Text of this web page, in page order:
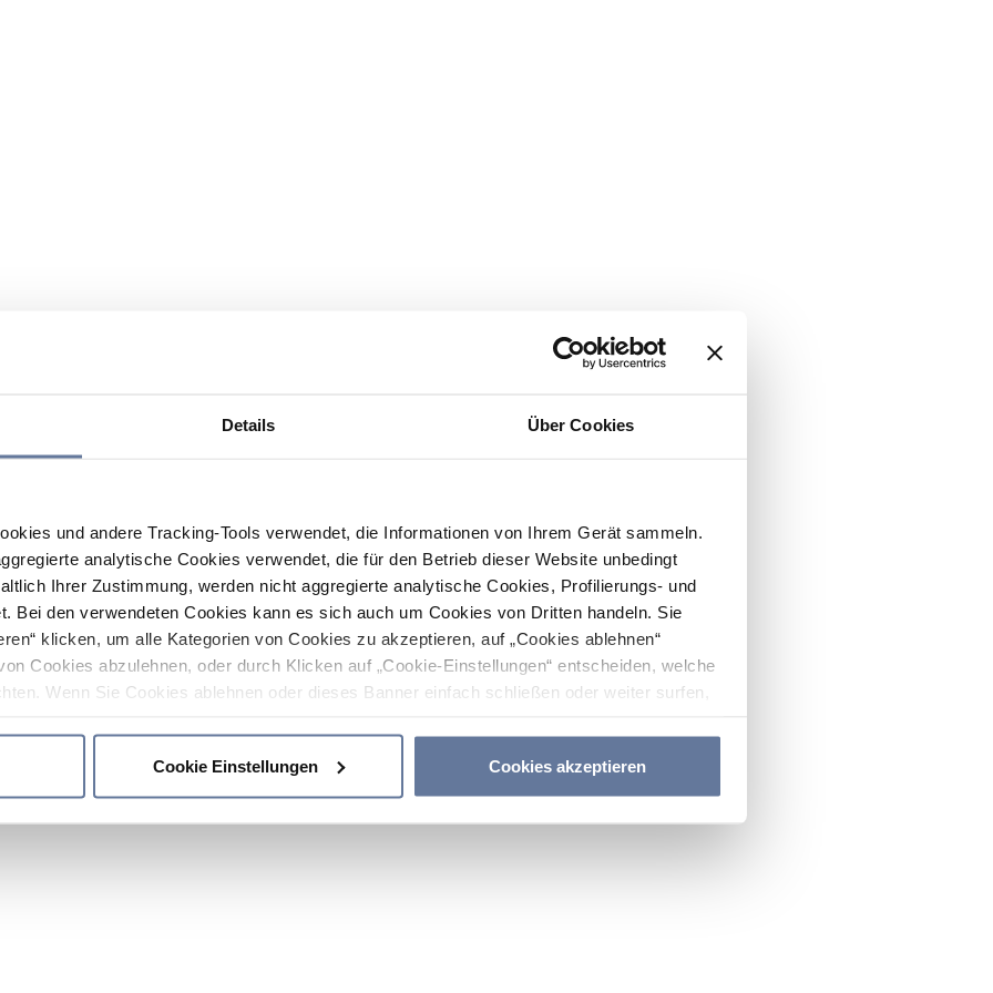
Details Über Cookies
und andere Tracking-Tools verwendet, die Informationen von Ihrem Gerät sammeln.
analytische Cookies verwendet, die für den Betrieb dieser Website unbedingt
Ihrer Zustimmung, werden nicht aggregierte analytische Cookies, Profilierungs- und
Bei den verwendeten Cookies kann es sich auch um Cookies von Dritten handeln. Sie
klicken, um alle Kategorien von Cookies zu akzeptieren, auf „Cookies ablehnen“
Cookies abzulehnen, oder durch Klicken auf „Cookie-Einstellungen“ entscheiden, welche
Wenn Sie Cookies ablehnen oder dieses Banner einfach schließen oder weiter surfen,
Cookie Einstellungen Cookies akzeptieren